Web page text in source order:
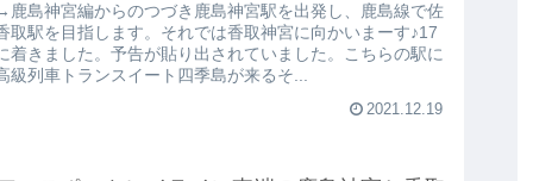
島神宮編からのつづき鹿島神宮駅を出発し、鹿島線で佐
取駅を目指します。それでは香取神宮に向かいまーす♪17
着きました。予告が貼り出されていました。こちらの駅に
級列車トランスイート四季島が来るそ...
2021.12.19